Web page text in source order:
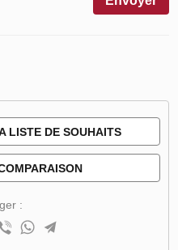
LISTE DE SOUHAITS
: